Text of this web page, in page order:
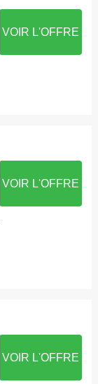
VOIR L'OFFRE
VOIR L'OFFRE
VOIR L'OFFRE